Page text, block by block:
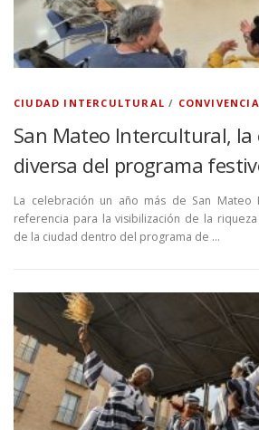
CIUDAD INTERCULTURAL /
San Mateo Intercultural, la
diversa del programa
La celebración un año más de San Mateo
referencia para la visibilización de la
de la ciudad dentro del programa de …